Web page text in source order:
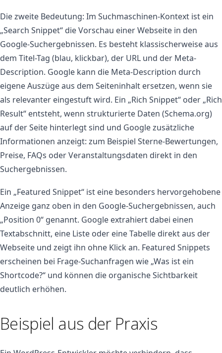
Die zweite Bedeutung: Im Suchmaschinen-Kontext ist ein
„Search Snippet“ die Vorschau einer Webseite in den
Google-Suchergebnissen. Es besteht klassischerweise aus
dem Titel-Tag (blau, klickbar), der URL und der Meta-
Description. Google kann die Meta-Description durch
eigene Auszüge aus dem Seiteninhalt ersetzen, wenn sie
als relevanter eingestuft wird. Ein „Rich Snippet“ oder „Rich
Result“ entsteht, wenn strukturierte Daten (Schema.org)
auf der Seite hinterlegt sind und Google zusätzliche
Informationen anzeigt: zum Beispiel Sterne-Bewertungen,
Preise, FAQs oder Veranstaltungsdaten direkt in den
Suchergebnissen.
Ein „Featured Snippet“ ist eine besonders hervorgehobene
Anzeige ganz oben in den Google-Suchergebnissen, auch
„Position 0“ genannt. Google extrahiert dabei einen
Textabschnitt, eine Liste oder eine Tabelle direkt aus der
Webseite und zeigt ihn ohne Klick an. Featured Snippets
erscheinen bei Frage-Suchanfragen wie „Was ist ein
Shortcode?“ und können die organische Sichtbarkeit
deutlich erhöhen.
Beispiel aus der Praxis